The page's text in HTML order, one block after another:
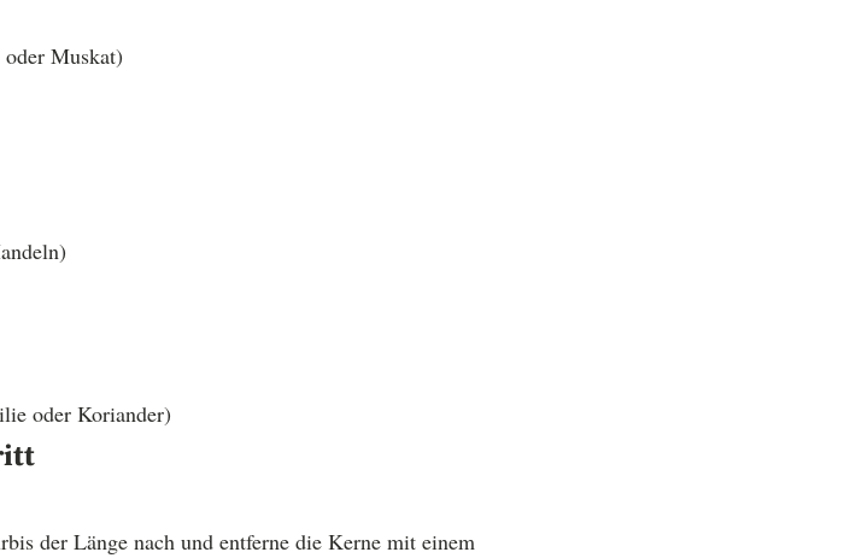
Muskat)
oder Koriander)
der Länge nach und entferne die Kerne mit einem